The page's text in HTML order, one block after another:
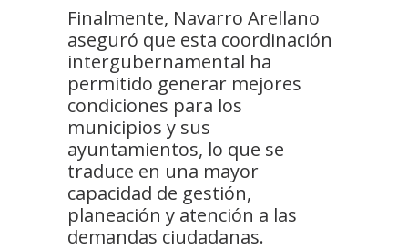
Finalmente, Navarro Arellano
aseguró que esta coordinación
intergubernamental ha
permitido generar mejores
condiciones para los
municipios y sus
ayuntamientos, lo que se
traduce en una mayor
capacidad de gestión,
planeación y atención a las
demandas ciudadanas.